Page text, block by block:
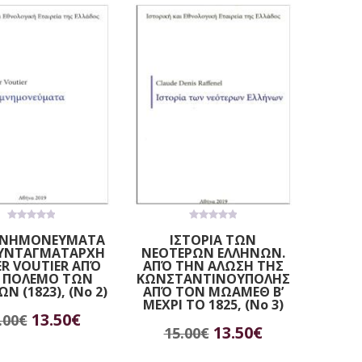
out
of
5
VOUTIER ΑΠΌ
ΤΩΝ
(1823), (No 2)
€ Original
13.50€Η
στο καλάθι
out
of
5
ΙΣΤΟΡΙΑ ΤΩΝ
ΝΕΟΤΕΡΩΝ ΕΛΛΗΝΩΝ.
ΑΠΌ ΤΗΝ ΑΛΩΣΗ ΤΗΣ
ΚΩΝΣΤΑΝΤΙΝΟΥΠΟΛΗΣ
ΑΠΌ ΤΟΝ ΜΩΑΜΕΘ Β’
ΜΕΧΡΙ ΤΟ 1825, (No 3)
15.00€ Original
13.50€Η
Διαβάστε περισσότερα